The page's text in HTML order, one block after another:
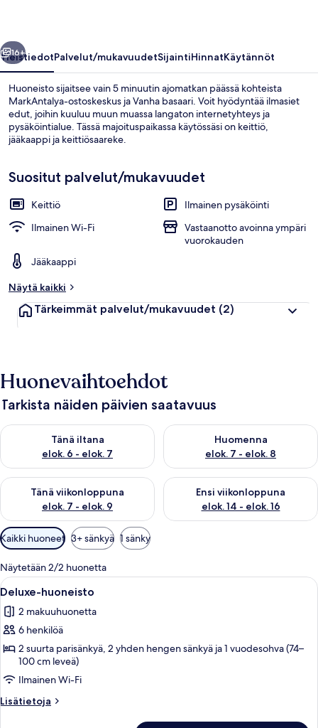
Ulkopuoli
Seuraava
16+
YleistiedotPalvelut/mukavuudetSijaintiHinnatKäytännöt
Huoneisto sijaitsee vain 5 minuutin ajomatkan päässä kohteista
MarkAntalya-ostoskeskus ja Vanha basaari. Voit hyödyntää ilmasiet
edut, joihin kuuluu muun muassa langaton internetyhteys ja
pysäköintialue. Tässä majoituspaikassa käytössäsi on keittiö,
jääkaappi ja keittiösaareke.
Suositut palvelut/mukavuudet
Keittiö
Ilmainen pysäköinti
Ilmainen Wi-Fi
Vastaanotto avoinna ympäri
vuorokauden
Jääkaappi
Näytä kaikki
Tärkeimmät palvelut/mukavuudet (2)
Huonevaihtoehdot
Tarkista näiden päivien saatavuus
Tänä iltana
elok. 6 - elok. 7
Tarkista tämän illan saatavuus elok. 6 - elok. 7
Huomenna
elok. 7 - elok. 8
Tarkista huomisen saatavuus
Tänä viikonloppuna
elok. 7 - elok. 9
Tarkista tämän viikonlopun saatavuus elok. 7 - elok. 9
Ensi viikonloppuna
elok. 14 - elok. 16
Tarkista ensi viikonlopun
Huoneille
saatavilla
olevia
suodattimia
Kaikki huoneet 3+ sänkyä 1 sänky
Näytetään 2/2 huonetta
Avaa
kaikki
huonetyypin
Deluxe-
huoneisto
kuvat
Moderni olohuone, jossa on
5
Deluxe-huoneisto
2 makuuhuonetta
6 henkilöä
2 suurta parisänkyä, 2 yhden hengen sänkyä ja 1 vuodesohva (74–
100 cm leveä)
Ilmainen Wi-Fi
Lisätietoja
Lisätietoja